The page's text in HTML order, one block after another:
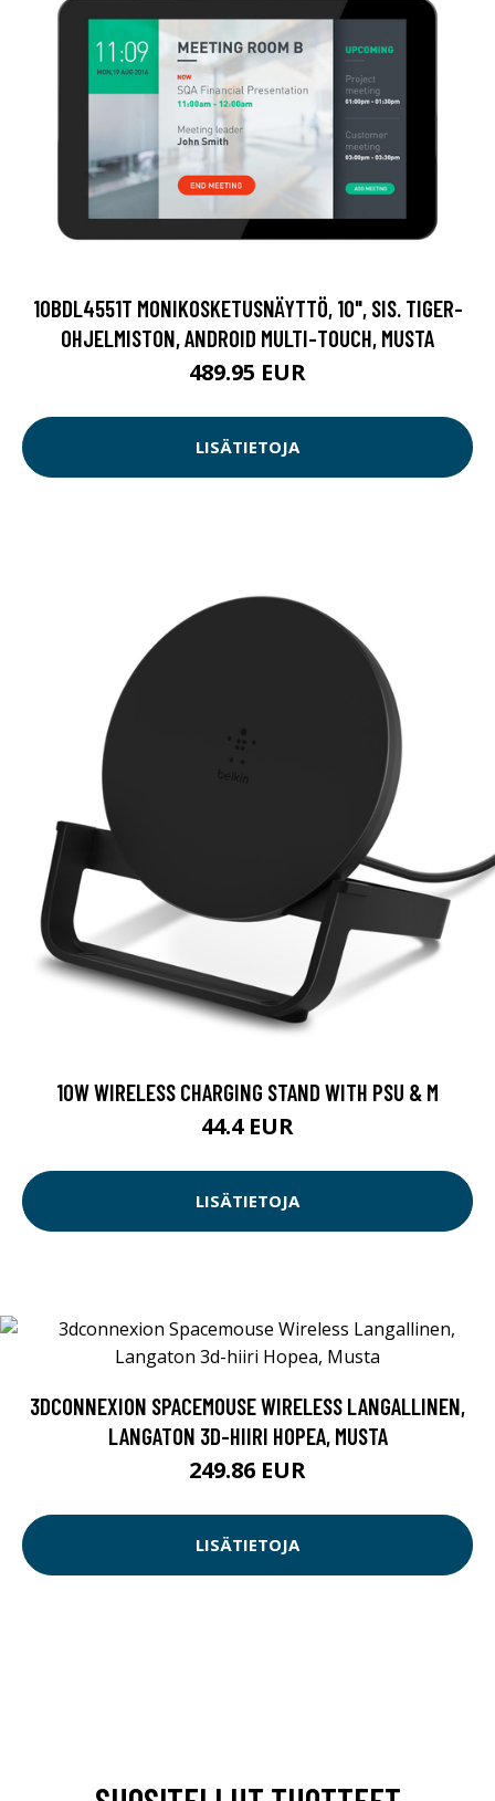
10BDL4551T MONIKOSKETUSNÄYTTÖ, 10", SIS. TIGER-
OHJELMISTON, ANDROID MULTI-TOUCH, MUSTA
489.95 EUR
LISÄTIETOJA
10W WIRELESS CHARGING STAND WITH PSU & M
44.4 EUR
LISÄTIETOJA
3DCONNEXION SPACEMOUSE WIRELESS LANGALLINEN,
LANGATON 3D-HIIRI HOPEA, MUSTA
249.86 EUR
LISÄTIETOJA